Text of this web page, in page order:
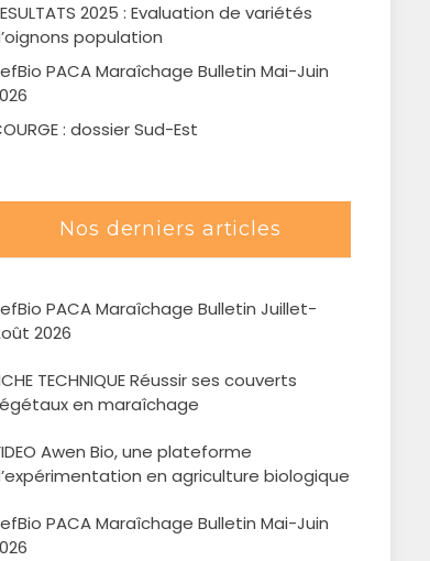
2025 : Evaluation de variétés
population
PACA Maraîchage Bulletin Mai-Juin
: dossier Sud-Est
Nos derniers articles
PACA Maraîchage Bulletin Juillet-
2026
TECHNIQUE Réussir ses couverts
en maraîchage
Awen Bio, une plateforme
en agriculture biologique
PACA Maraîchage Bulletin Mai-Juin